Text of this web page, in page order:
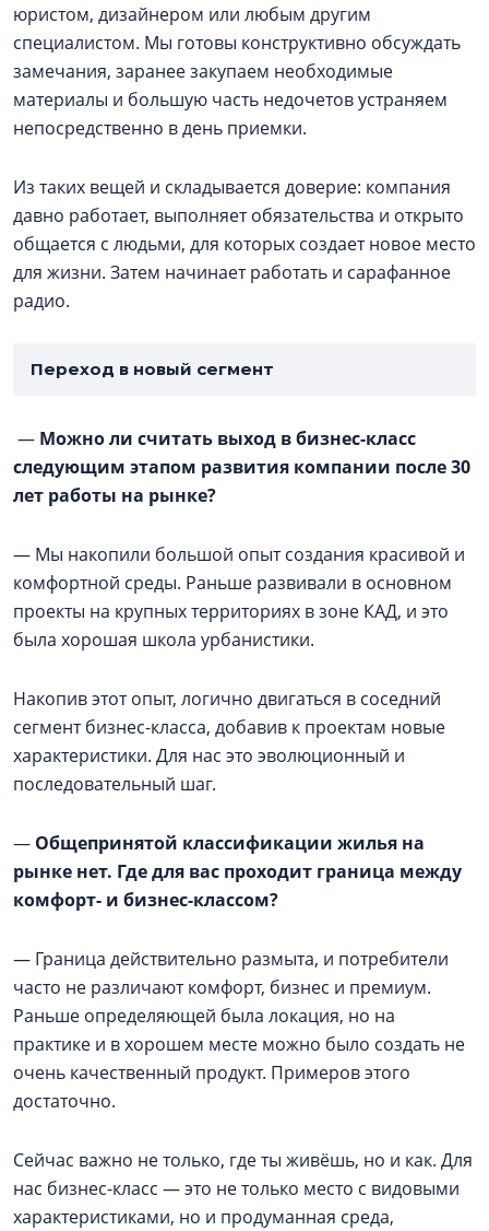
юристом, дизайнером или любым другим
специалистом. Мы готовы конструктивно обсуждать
замечания, заранее закупаем необходимые
материалы и большую часть недочетов устраняем
непосредственно в день приемки.
Из таких вещей и складывается доверие: компания
давно работает, выполняет обязательства и открыто
общается с людьми, для которых создает новое место
для жизни. Затем начинает работать и сарафанное
радио.
Переход в новый сегмент
— Можно ли считать выход в бизнес-класс
следующим этапом развития компании после 30
лет работы на рынке?
— Мы накопили большой опыт создания красивой и
комфортной среды. Раньше развивали в основном
проекты на крупных территориях в зоне КАД, и это
была хорошая школа урбанистики.
Накопив этот опыт, логично двигаться в соседний
сегмент бизнес-класса, добавив к проектам новые
характеристики. Для нас это эволюционный и
последовательный шаг.
— Общепринятой классификации жилья на
рынке нет. Где для вас проходит граница между
комфорт- и бизнес-классом?
— Граница действительно размыта, и потребители
часто не различают комфорт, бизнес и премиум.
Раньше определяющей была локация, но на
практике и в хорошем месте можно было создать не
очень качественный продукт. Примеров этого
достаточно.
Сейчас важно не только, где ты живёшь, но и как. Для
нас бизнес-класс — это не только место с видовыми
характеристиками, но и продуманная среда,